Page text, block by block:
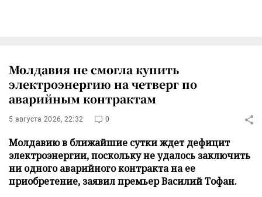
Молдавия не смогла купить
электроэнергию на четверг по
аварийным контрактам
5 августа 2026, 22:32 0
Молдавию в ближайшие сутки ждет дефицит
электроэнергии, поскольку не удалось заключить
ни одного аварийного контракта на ее
приобретение, заявил премьер Василий Тофан.